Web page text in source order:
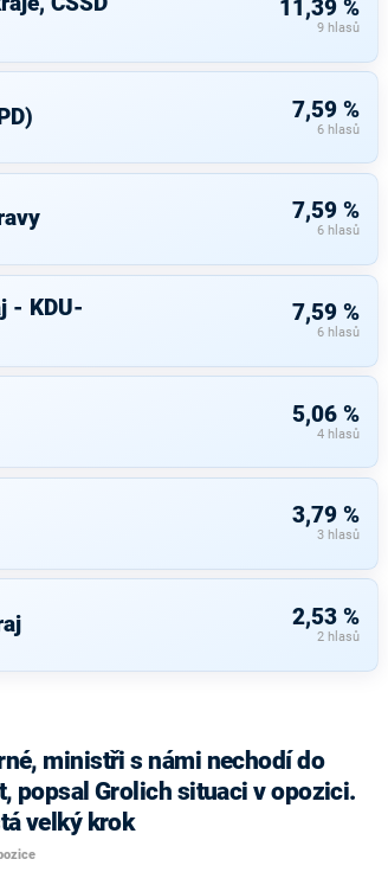
11,39 %
9 hlasů
7,59 %
6 hlasů
7,59 %
6 hlasů
- KDU-
7,59 %
6 hlasů
5,06 %
4 hlasů
3,79 %
3 hlasů
2,53 %
2 hlasů
ministři s námi nechodí do
popsal Grolich situaci v opozici.
velký krok